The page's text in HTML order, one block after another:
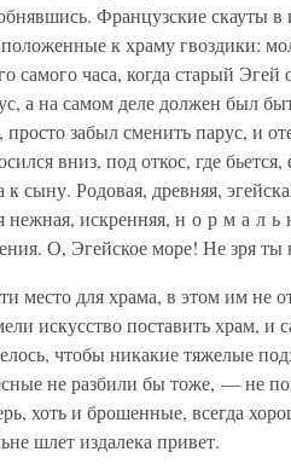
Французские скауты в
к храму гвоздики:
самого часа, когда старый
а на самом деле должен был
забыл сменить парус, и
вниз, под откос, где
сыну. Родовая, древняя,
нежная, искренняя, н о р м а л ь
О, Эгейское море! Не зря
место для храма, в этом им не
искусство поставить храм,
чтобы никакие тяжелые
не разбили бы тоже, — не
хоть и брошенные, всегда
шлет издалека привет.